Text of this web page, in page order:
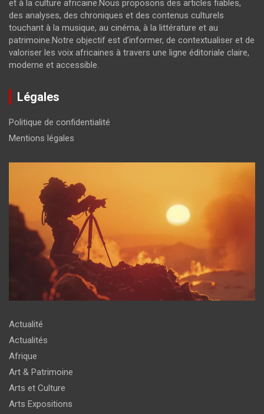
et à la culture africaine.Nous proposons des articles fiables,
des analyses, des chroniques et des contenus culturels
touchant à la musique, au cinéma, à la littérature et au
patrimoine.Notre objectif est d’informer, de contextualiser et de
valoriser les voix africaines à travers une ligne éditoriale claire,
moderne et accessible.
Légales
Politique de confidentialité
Mentions légales
Actualité
Actualités
Afrique
Art & Patrimoine
Arts et Culture
Arts Expositions